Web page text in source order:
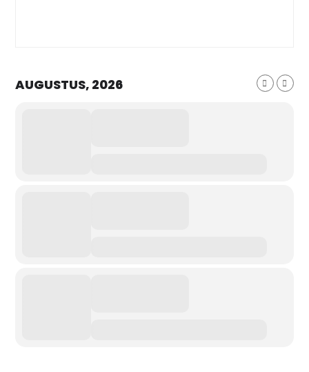
AUGUSTUS, 2026